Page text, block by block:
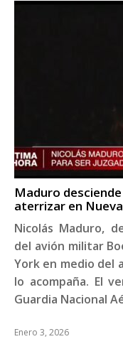
Maduro
aterrizar en
Nicolás Maduro,
del avión militar
York en medio del
lo acompaña. El
Guardia Nacional
Enero 3, 2026